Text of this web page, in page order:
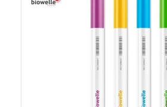
Контейнеры для хранения продуктов